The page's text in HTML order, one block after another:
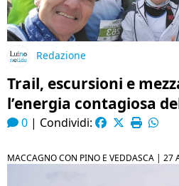
Redazione
Trail, escursioni e
l’energia contagiosa
0 | Condividi:
MACCAGNO CON PINO E VEDDASCA | 27